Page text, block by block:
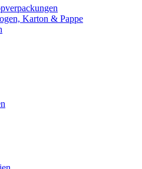
Karton & Pappe